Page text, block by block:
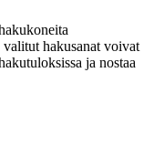
hakusanat voivat
ja nostaa